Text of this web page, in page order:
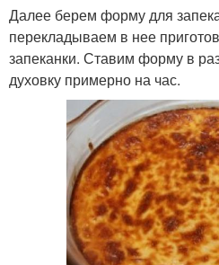
Далее берем форму для
перекладываем в нее
запеканки. Ставим форму в
духовку примерно на час.